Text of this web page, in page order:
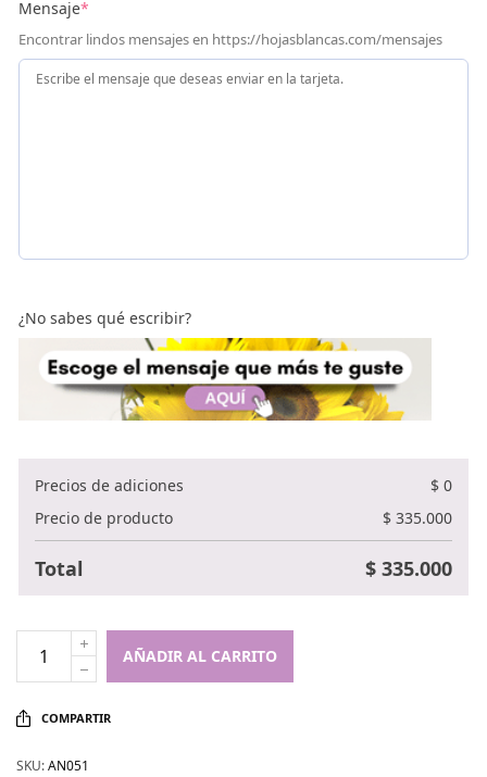
Mensaje*
Encontrar lindos mensajes en https://hojasblancas.com/mensajes
¿No sabes qué escribir?
Precios de adiciones $ 0
Precio de producto
$ 335.000
Total $ 335.000
AÑADIR AL CARRITO
COMPARTIR
SKU:AN051